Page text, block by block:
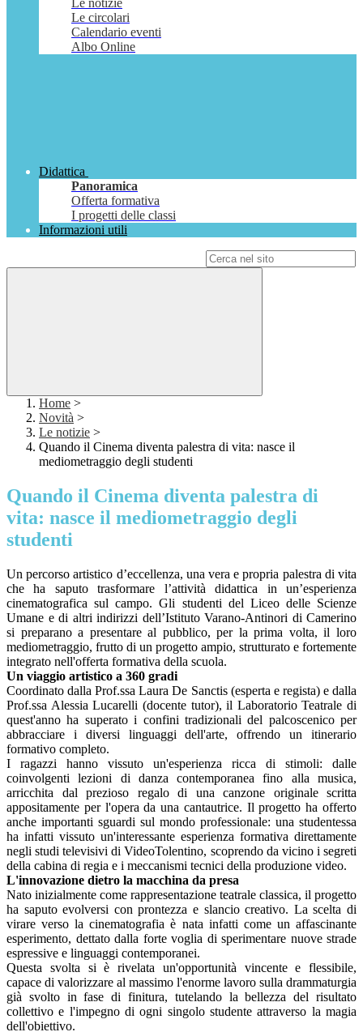
Le notizie
Le circolari
Calendario eventi
Albo Online
Didattica
Panoramica
Offerta formativa
I progetti delle classi
Informazioni utili
Home >
Novità >
Le notizie >
Quando il Cinema diventa palestra di vita: nasce il
mediometraggio degli studenti
Quando il Cinema diventa palestra di
vita: nasce il mediometraggio degli
studenti
Un percorso artistico d’eccellenza, una vera e propria palestra di vita
che ha saputo trasformare l’attività didattica in un’esperienza
cinematografica sul campo. Gli studenti del Liceo delle Scienze
Umane e di altri indirizzi dell’Istituto Varano-Antinori di Camerino
si preparano a presentare al pubblico, per la prima volta, il loro
mediometraggio, frutto di un progetto ampio, strutturato e fortemente
integrato nell'offerta formativa della scuola.
Un viaggio artistico a 360 gradi
Coordinato dalla Prof.ssa Laura De Sanctis (esperta e regista) e dalla
Prof.ssa Alessia Lucarelli (docente tutor), il Laboratorio Teatrale di
quest'anno ha superato i confini tradizionali del palcoscenico per
abbracciare i diversi linguaggi dell'arte, offrendo un itinerario
formativo completo.
I ragazzi hanno vissuto un'esperienza ricca di stimoli: dalle
coinvolgenti lezioni di danza contemporanea fino alla musica,
arricchita dal prezioso regalo di una canzone originale scritta
appositamente per l'opera da una cantautrice. Il progetto ha offerto
anche importanti sguardi sul mondo professionale: una studentessa
ha infatti vissuto un'interessante esperienza formativa direttamente
negli studi televisivi di VideoTolentino, scoprendo da vicino i segreti
della cabina di regia e i meccanismi tecnici della produzione video.
L'innovazione dietro la macchina da presa
Nato inizialmente come rappresentazione teatrale classica, il progetto
ha saputo evolversi con prontezza e slancio creativo. La scelta di
virare verso la cinematografia è nata infatti come un affascinante
esperimento, dettato dalla forte voglia di sperimentare nuove strade
espressive e linguaggi contemporanei.
Questa svolta si è rivelata un'opportunità vincente e flessibile,
capace di valorizzare al massimo l'enorme lavoro sulla drammaturgia
già svolto in fase di finitura, tutelando la bellezza del risultato
collettivo e l'impegno di ogni singolo studente attraverso la magia
dell'obiettivo.